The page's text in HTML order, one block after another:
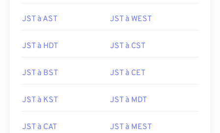
JST à AST JST à WEST
JST à HDT JST à CST
JST à BST JST à CET
JST à KST JST à MDT
JST à CAT JST à MEST